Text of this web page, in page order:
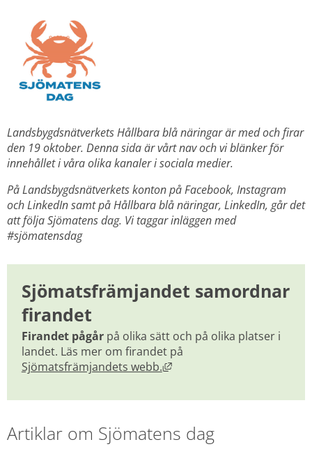
Landsbygdsnätverkets Hållbara blå näringar är med och firar
den 19 oktober. Denna sida är vårt nav och vi blänker för
innehållet i våra olika kanaler i sociala medier.
På Landsbygdsnätverkets konton på Facebook, Instagram
och LinkedIn samt på Hållbara blå näringar, LinkedIn, går det
att följa Sjömatens dag. Vi taggar inläggen med
#sjömatensdag
Sjömatsfrämjandet samordnar
firandet
Firandet pågår på olika sätt och på olika platser i
Sjömatsfrämjandets webb.
Länk till annan
Artiklar om Sjömatens dag